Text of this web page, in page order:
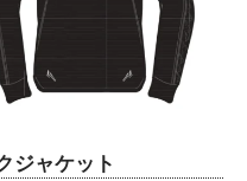
ジャケット